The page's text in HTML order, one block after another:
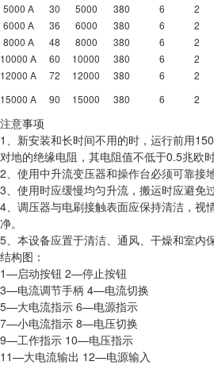
5000 A 30 5000 380 6 2
6000 A 36 6000 380 6 2
8000 A 48 8000 380 6 2
10000 A 60 10000 380 6 2
12000 A 72 12000 380 6 2
15000 A 90 15000 380 6 2
注意事项
1、新安装和长时间不用的时，运行前用
对地的绝缘电阻，其电阻值不低于0.5兆欧
2、使用中升流变压器和操作台必须可靠接
3、使用时应缓慢均匀升流，搬运时应避免
4、调压器与电刷接触表面应保持清洁，视
净。
5、本设备应置于清洁、通风、干燥和室内保
结构图：
1—启动按钮 2—停止按钮
3—电流调节手柄 4—电流切换
5—大电流指示 6—电源指示
7—小电流指示 8—电压切换
9—工作指示 10—电压指示
11—大电流输出 12—电源输入